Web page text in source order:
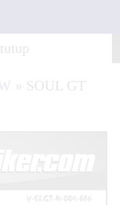
» SOUL GT